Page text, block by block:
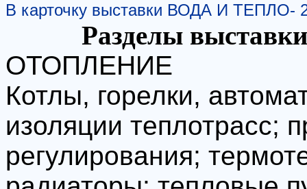
В карточку выставки ВОДА И ТЕПЛО-
Разделы
ОТОПЛЕНИЕ
Котлы, горелки,
изоляции теплотрасс;
регулирования;